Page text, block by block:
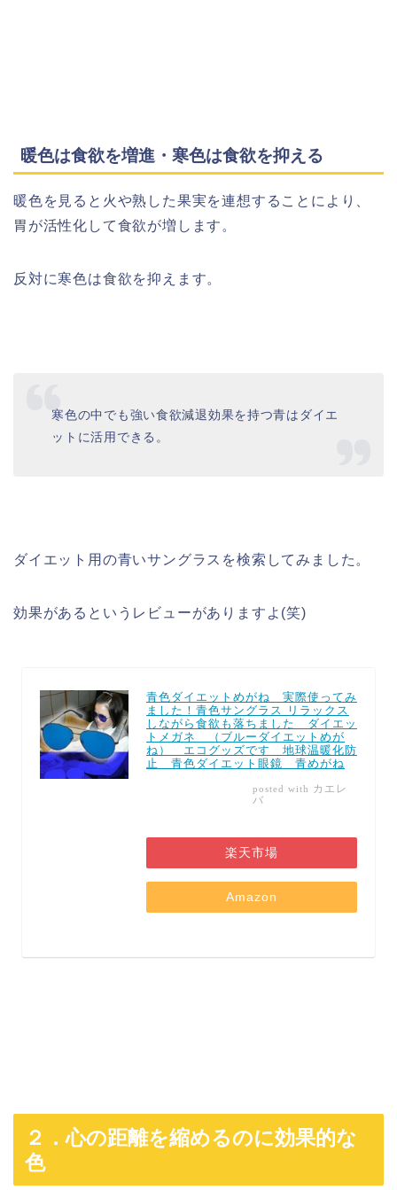
暖色は食欲を増進・寒色は食欲を抑える
暖色を見ると火や熟した果実を連想することにより、
胃が活性化して食欲が増します。
反対に寒色は食欲を抑えます。
寒色の中でも強い食欲減退効果を持つ青はダイエ
ットに活用できる。
ダイエット用の青いサングラスを検索してみました。
効果があるというレビューがありますよ(笑)
青色ダイエットめがね 実際使ってみ
ました！青色サングラス リラックス
しながら食欲も落ちました ダイエッ
トメガネ （ブルーダイエットめが
ね） エコグッズです 地球温暖化防
止 青色ダイエット眼鏡 青めがね
posted with カエレ
バ
楽天市場
Amazon
２．心の距離を縮めるのに効果的な
色